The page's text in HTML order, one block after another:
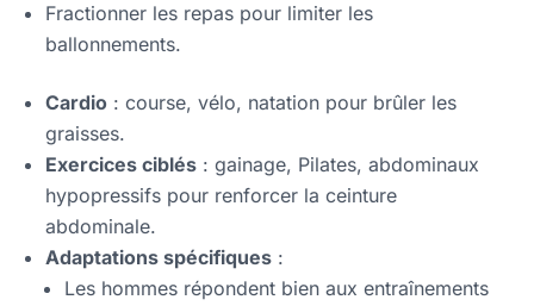
Fractionner les repas pour limiter les
ballonnements.
Cardio : course, vélo, natation pour brûler les
graisses.
Exercices ciblés : gainage, Pilates, abdominaux
hypopressifs pour renforcer la ceinture
abdominale.
Adaptations spécifiques :
Les hommes répondent bien aux entraînements